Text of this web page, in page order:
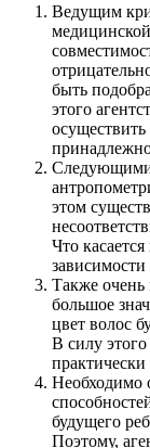
Ведущим
медицинской
быть
этого
Следующими
этом
Что
Также
большое
цвет волос
В силу этого
Необходимо
будущего
Поэтому,